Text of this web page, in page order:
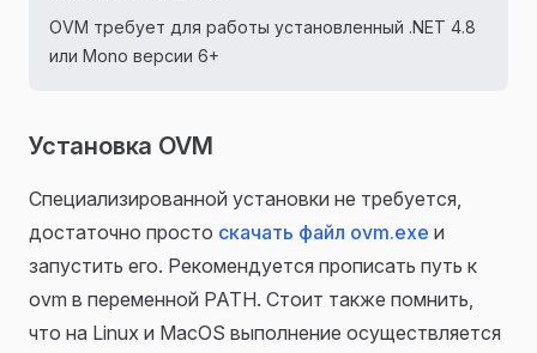
OVM требует для работы установленный .NET 4.8
или Mono версии 6+
Установка OVM
Специализированной установки не требуется,
достаточно просто скачать файл ovm.exe и
запустить его. Рекомендуется прописать путь к
ovm в переменной PATH. Стоит также помнить,
что на Linux и MacOS выполнение осуществляется